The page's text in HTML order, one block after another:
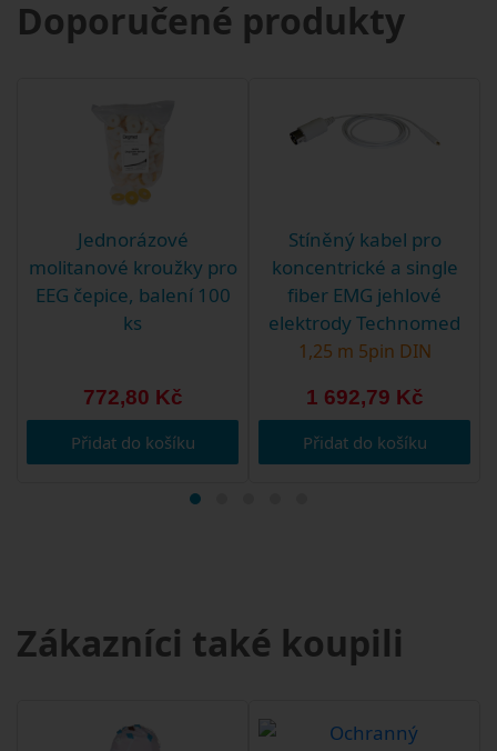
Doporučené produkty
Jednorázové
molitanové kroužky pro
EEG čepice, balení 100
ks
772,80 Kč
Přidat do košíku
Stíněný kabel pro
koncentrické a single
fiber EMG jehlové
elektrody Technomed
1,25 m 5pin DIN
1 692,79 Kč
Přidat do košíku
Zákazníci také koupili